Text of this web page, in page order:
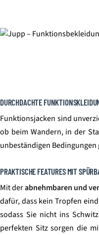
DURCHDACHTE
Funktionsjacken sind
ob beim Wandern, in der
unbeständigen
PRAKTISCHE FEATURES MIT
Mit derabnehmbaren und
dafür, dass kein Tropfen
sodass Sie nicht ins
perfekten Sitz sorgen die